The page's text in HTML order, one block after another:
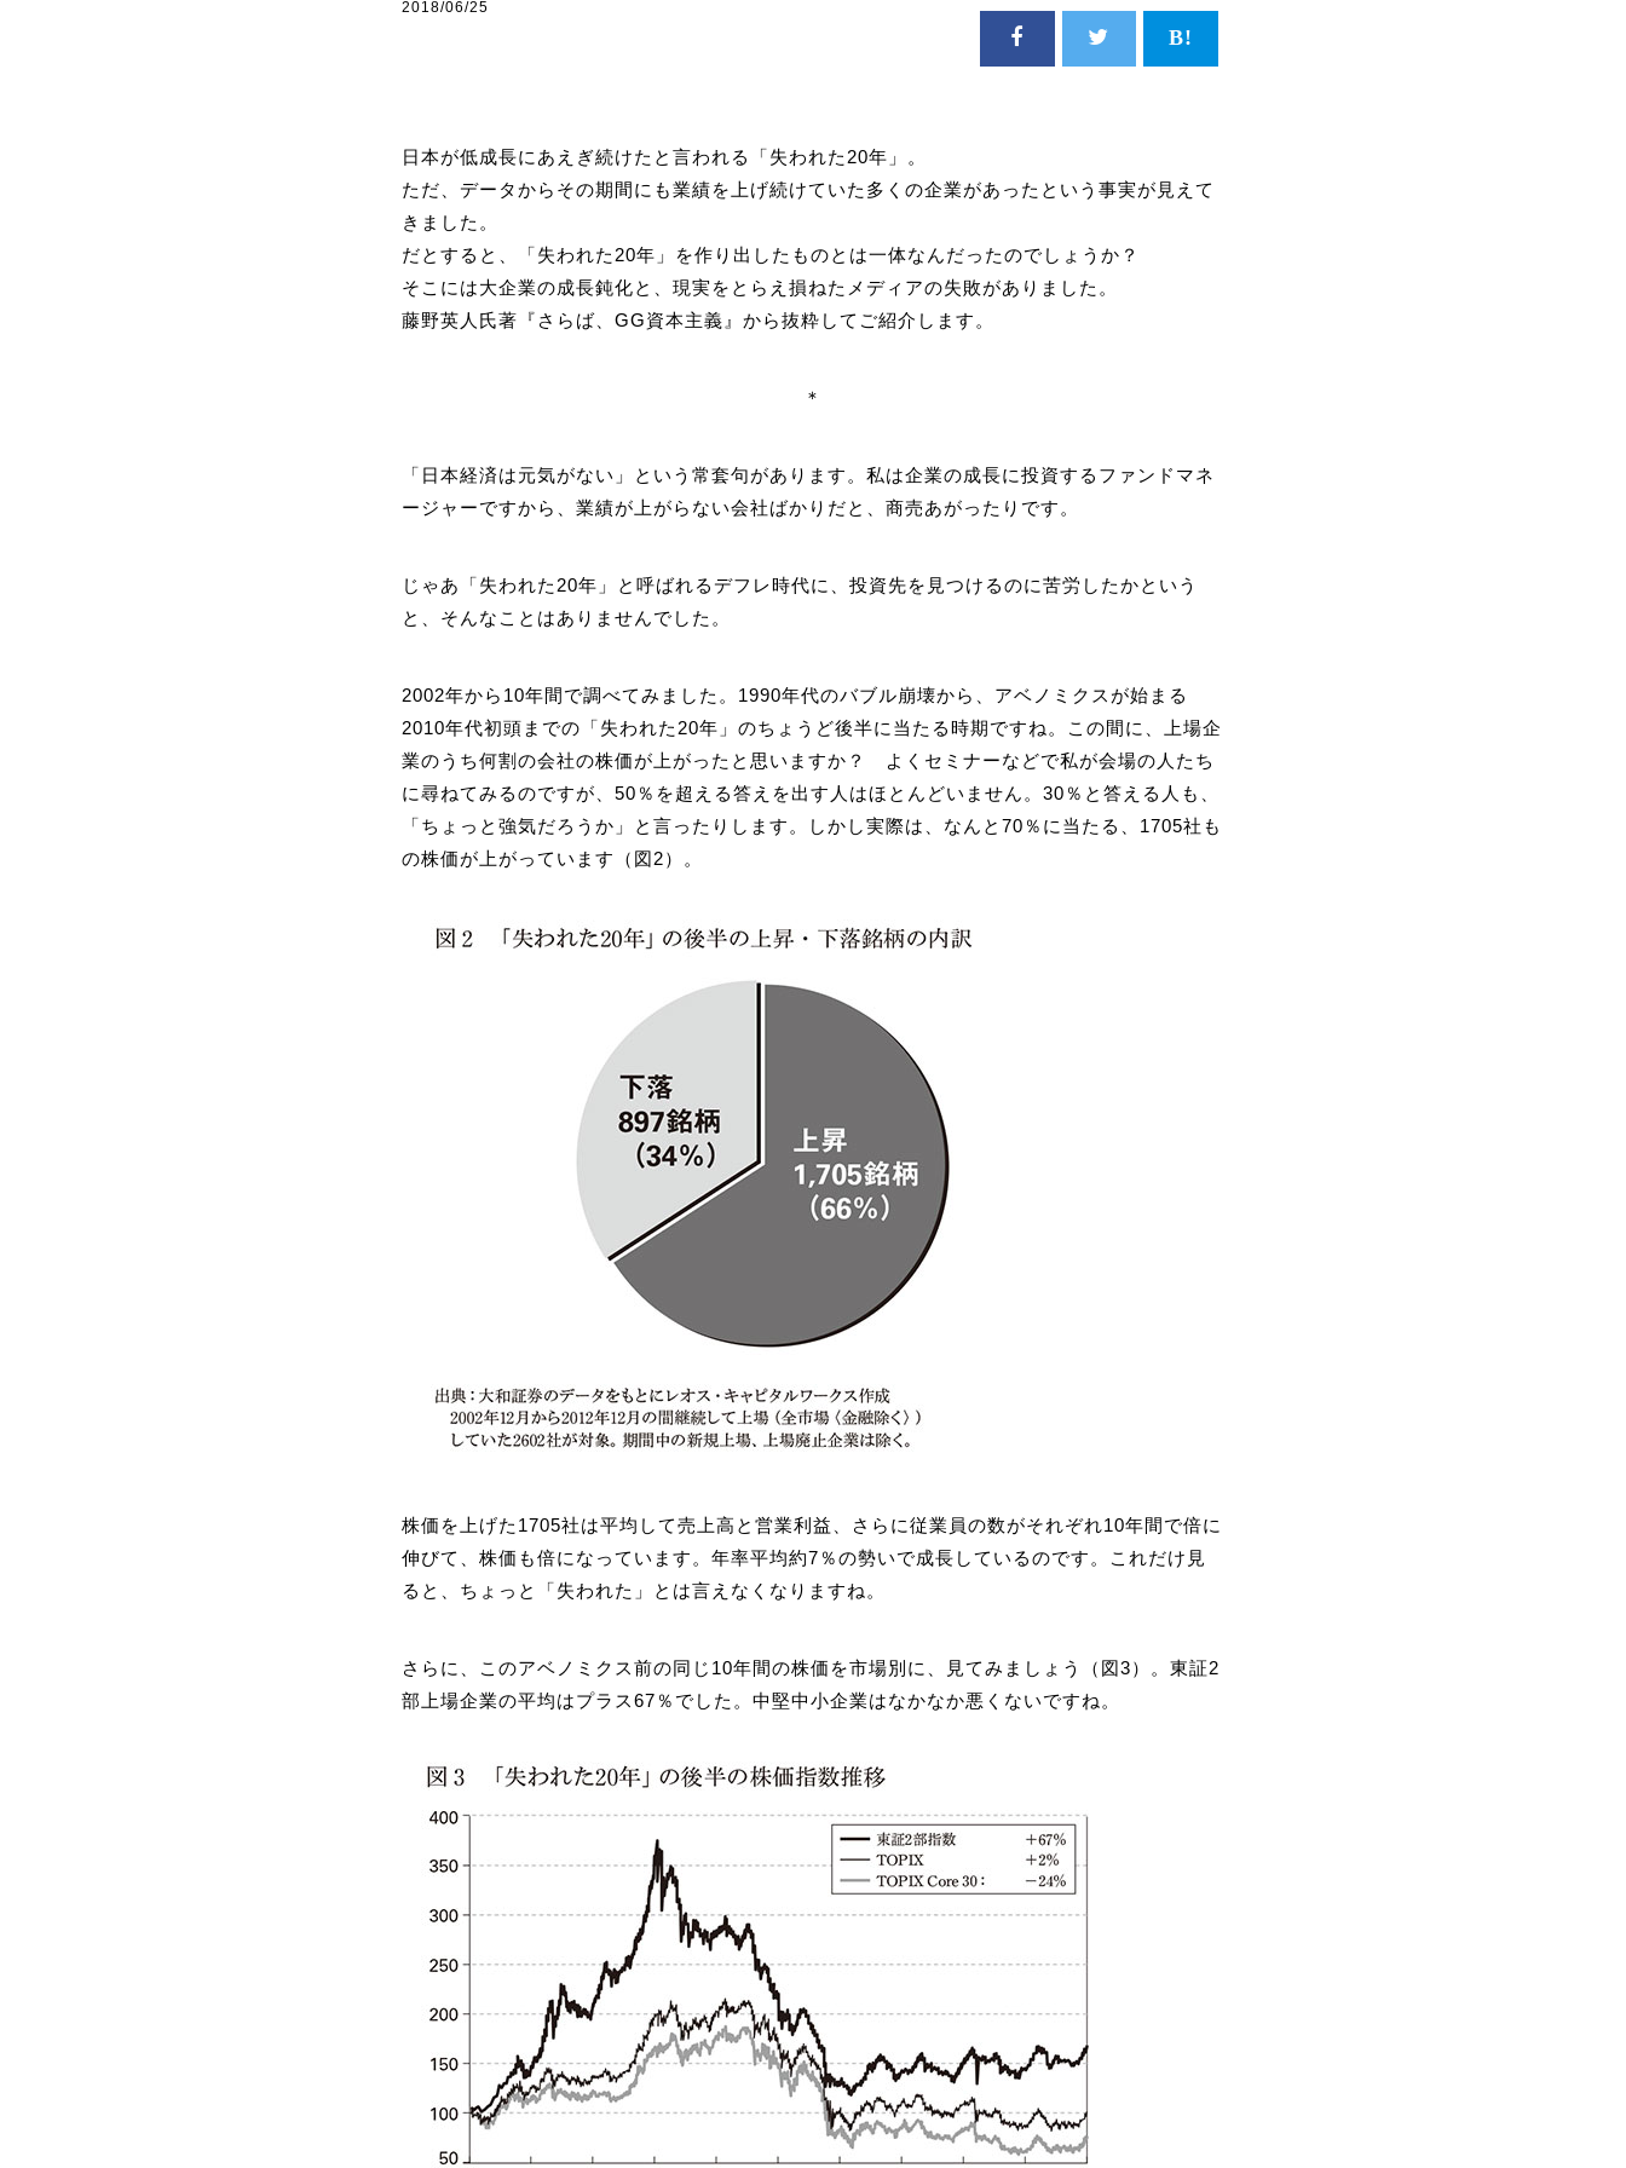
2018/06/25
日本が低成長にあえぎ続けたと言われる「失われた20年」。
ただ、データからその期間にも業績を上げ続けていた多くの企業があったという事実が見えて
きました。
だとすると、「失われた20年」を作り出したものとは一体なんだったのでしょうか？
そこには大企業の成長鈍化と、現実をとらえ損ねたメディアの失敗がありました。
藤野英人氏著『さらば、GG資本主義』から抜粋してご紹介します。
＊
「日本経済は元気がない」という常套句があります。私は企業の成長に投資するファンドマネ
ージャーですから、業績が上がらない会社ばかりだと、商売あがったりです。
じゃあ「失われた20年」と呼ばれるデフレ時代に、投資先を見つけるのに苦労したかという
と、そんなことはありませんでした。
2002年から10年間で調べてみました。1990年代のバブル崩壊から、アベノミクスが始まる
2010年代初頭までの「失われた20年」のちょうど後半に当たる時期ですね。この間に、上場企
業のうち何割の会社の株価が上がったと思いますか？ よくセミナーなどで私が会場の人たち
に尋ねてみるのですが、50％を超える答えを出す人はほとんどいません。30％と答える人も、
「ちょっと強気だろうか」と言ったりします。しかし実際は、なんと70％に当たる、1705社も
の株価が上がっています（図2）。
株価を上げた1705社は平均して売上高と営業利益、さらに従業員の数がそれぞれ10年間で倍に
伸びて、株価も倍になっています。年率平均約7％の勢いで成長しているのです。これだけ見
ると、ちょっと「失われた」とは言えなくなりますね。
さらに、このアベノミクス前の同じ10年間の株価を市場別に、見てみましょう（図3）。東証2
部上場企業の平均はプラス67％でした。中堅中小企業はなかなか悪くないですね。